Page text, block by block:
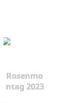
Rosenmo
ntag 2023